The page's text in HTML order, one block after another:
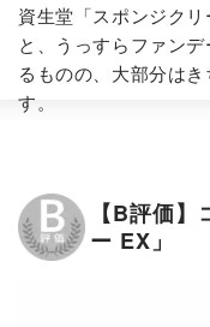
資生堂「スポンジク
と、うっすらファン
るものの、大部分は
す。
【B評価
ー EX」